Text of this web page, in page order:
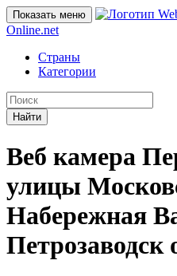
Показать меню
Online.net
Страны
Категории
Найти
Веб камера
улицы
Набережная
Петрозаводск